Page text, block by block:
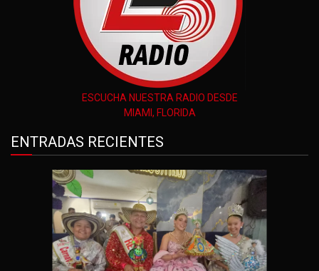
ESCUCHA NUESTRA RADIO DESDE
MIAMI, FLORIDA
ENTRADAS RECIENTES